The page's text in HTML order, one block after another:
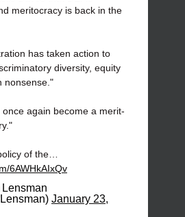
meritocracy is back in the
has taken action to
diversity, equity
nonsense."
once again become a merit-
of the…
6AWHkAIxQv
January 23,